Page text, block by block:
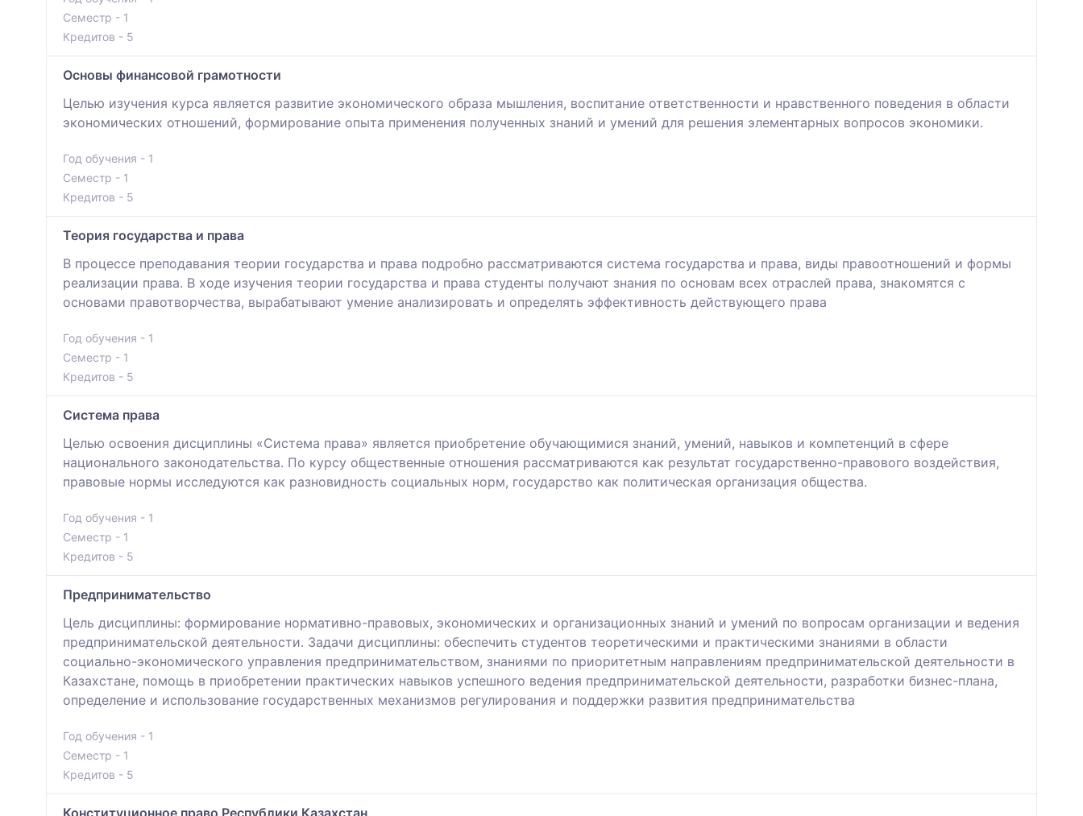
Семестр - 1
Кредитов - 5
Основы финансовой грамотности
Целью изучения курса является развитие экономического образа мышления, воспитание ответственности и нравственного поведения в области
экономических отношений, формирование опыта применения полученных знаний и умений для решения элементарных вопросов экономики.
Год обучения - 1
Семестр - 1
Кредитов - 5
Теория государства и права
В процессе преподавания теории государства и права подробно рассматриваются система государства и права, виды правоотношений и формы
реализации права. В ходе изучения теории государства и права студенты получают знания по основам всех отраслей права, знакомятся с
основами правотворчества, вырабатывают умение анализировать и определять эффективность действующего права
Год обучения - 1
Семестр - 1
Кредитов - 5
Система права
Целью освоения дисциплины «Система права» является приобретение обучающимися знаний, умений, навыков и компетенций в сфере
национального законодательства. По курсу общественные отношения рассматриваются как результат государственно-правового воздействия,
правовые нормы исследуются как разновидность социальных норм, государство как политическая организация общества.
Год обучения - 1
Семестр - 1
Кредитов - 5
Предпринимательство
Цель дисциплины: формирование нормативно-правовых, экономических и организационных знаний и умений по вопросам организации и ведения
предпринимательской деятельности. Задачи дисциплины: обеспечить студентов теоретическими и практическими знаниями в области
социально-экономического управления предпринимательством, знаниями по приоритетным направлениям предпринимательской деятельности в
Казахстане, помощь в приобретении практических навыков успешного ведения предпринимательской деятельности, разработки бизнес-плана,
определение и использование государственных механизмов регулирования и поддержки развития предпринимательства
Год обучения - 1
Семестр - 1
Кредитов - 5
Конституционное право Республики Казахстан